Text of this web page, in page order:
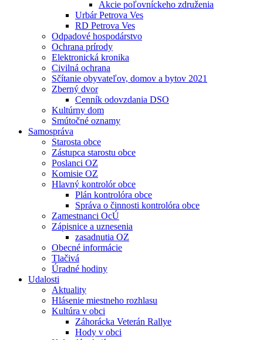
Akcie poľovníckeho združenia
Urbár Petrova Ves
RD Petrova Ves
Odpadové hospodárstvo
Ochrana prírody
Elektronická kronika
Civilná ochrana
Sčítanie obyvateľov, domov a bytov 2021
Zberný dvor
Cenník odovzdania DSO
Kultúrny dom
Smútočné oznamy
Samospráva
Starosta obce
Zástupca starostu obce
Poslanci OZ
Komisie OZ
Hlavný kontrolór obce
Plán kontrolóra obce
Správa o činnosti kontrolóra obce
Zamestnanci OcÚ
Zápisnice a uznesenia
zasadnutia OZ
Obecné informácie
Tlačivá
Úradné hodiny
Udalosti
Aktuality
Hlásenie miestneho rozhlasu
Kultúra v obci
Záhorácka Veterán Rallye
Hody v obci